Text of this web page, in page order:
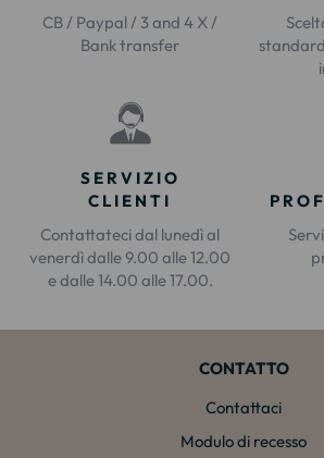
CB / Paypal / 3 and 4 X /
Bank transfer
SERVIZIO
CLIENTI
Contattateci dal lunedì al
venerdì dalle 9.00 alle 12.00
e dalle 14.00 alle 17.00.
CONTATTO
Contattaci
Modulo di recesso